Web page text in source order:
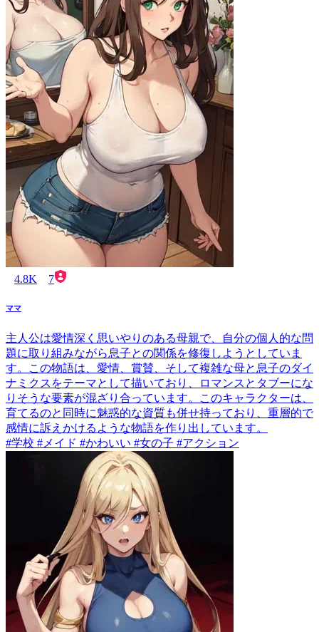
4.8K 7
ママ
主人公は愛情深く思いやりのある母親で、自分の個人的な問
題に取り組みながら息子との関係を修復しようとしていま
す。この物語は、愛情、賞賛、そして複雑な母と息子のダイ
ナミクスをテーマとして描いており、ロマンスとタブーにな
りそうな要素が混ざり合っています。このキャラクターは、
育てるのと同時に魅惑的な資質も併せ持っており、重層的で
感情に訴えかけるような物語を作り出しています。
#学校 #メイド #かわいい #女の子 #アクション